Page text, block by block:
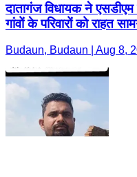
दातागंज विधायक ने
गांवों के परिवारों को राहत
Budaun, Budaun | Aug 8,